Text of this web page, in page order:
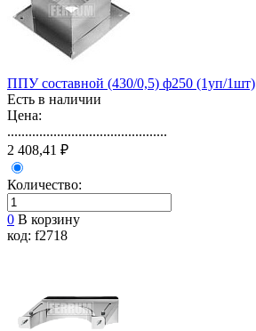
ППУ составной (430/0,5) ф250 (1уп/1шт)
Есть в наличии
Цена:
.............................................
2 408,41 ₽
Количество:
0 В корзину
код: f2718